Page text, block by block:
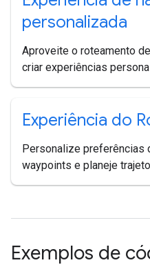
personalizada
Aproveite o roteamento
criar experiências
Experiência do
Personalize preferências
waypoints e planeje
Exemplos de